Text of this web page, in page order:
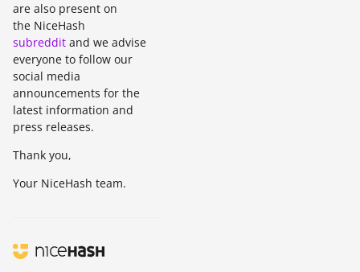
are also present on
the NiceHash
subreddit and we advise
everyone to follow our
social media
announcements for the
latest information and
press releases.
Thank you,
Your NiceHash team.